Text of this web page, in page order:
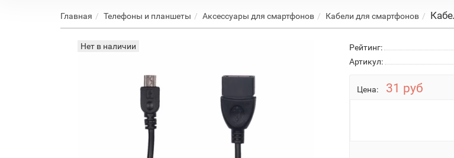
Главная Телефоны и планшеты Аксессуары для смартфонов Кабели для смартфонов
Нет в наличии Рейтинг:
Артикул:
Цена: 31 руб